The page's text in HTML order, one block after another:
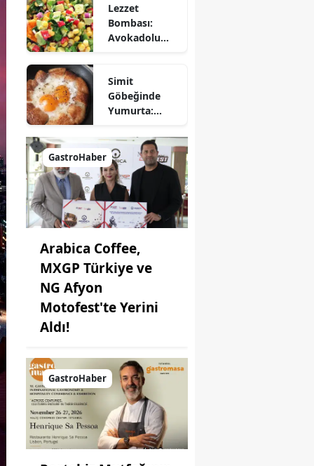
Sofralarınıza
Lezzet Katın!
Lezzet
Bombası:
Avokadolu
Simit
Göbeğinde
Yumurta:
Farklı Bir
Kahvaltı
Seçeneği
GastroHaber
Arabica Coffee,
MXGP Türkiye ve
NG Afyon
Motofest'te Yerini
Aldı!
GastroHaber